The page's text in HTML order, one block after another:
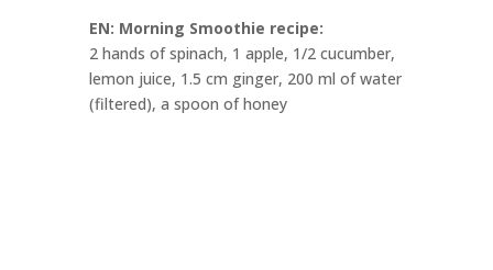
EN: Morning Smoothie recipe:
2 hands of spinach, 1 apple, 1/2 cucumber,
lemon juice, 1.5 cm ginger, 200 ml of water
(filtered), a spoon of honey